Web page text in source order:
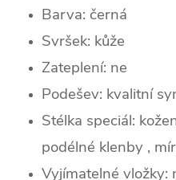
Barva: černá
Svršek: kůže
Zateplení: ne
Podešev: kvalitní
Stélka speciál:
podélné klenby ,
Vyjímatelné vložky: